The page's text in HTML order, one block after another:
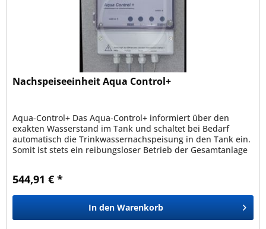
Nachspeiseeinheit Aqua Control+
Aqua-Control+ Das Aqua-Control+ informiert über den
exakten Wasserstand im Tank und schaltet bei Bedarf
automatisch die Trinkwassernachspeisung in den Tank ein.
Somit ist stets ein reibungsloser Betrieb der Gesamtanlage
544,91 € *
In den Warenkorb